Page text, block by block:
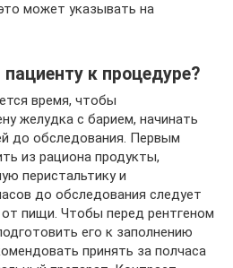
может указывать на
к процедуре?
время, чтобы
желудка с барием, начинать
до обследования. Первым
из рациона продукты,
перистальтику и
до обследования следует
пищи. Чтобы перед рентгеном
его к заполнению
принять за полчаса